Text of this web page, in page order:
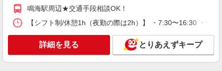
キープ
株式会社kotrio /●NG-H-2029724
鳴海駅★2300円〜の高時給！デイで看護！16
時退勤OKで安心
鳴海駅周辺★交通手段相談OK！
【シフト制/休憩1h（夜勤の際は2h）】 ・7:30〜16:30 ・
詳細を見る とりあえずキープ